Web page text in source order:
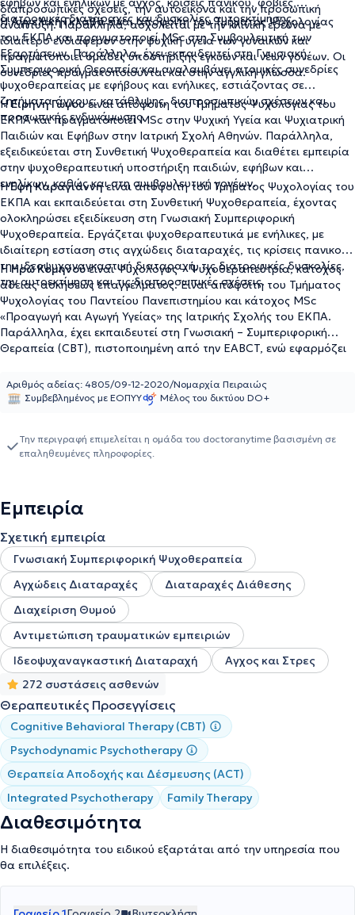
διαπροσωπικές σχέσεις, την αυτοεικόνα και την προσωπική
ανάπτυξη. Παράλληλα, ασχολείται με την κλινική έρευνα με
ιδιαίτερο ενδιαφέρον στην ψυχική υγεία των γυναικών και
πραγματοποιεί ομάδες υποστήριξης εγκύων και νέων γονέων. Οι
συνεδρίες πραγματοποιούνται και στην αγγλική γλώσσα.
διατροφικές διαταραχές και δυσκολίες αυτοεκτίμησης.
ΗΑγγελική Γκλαβάείναι απόφοιτη του Τμήματος Ψυχολογίας
του ΕΚΠΑ και πραγματοποιεί MSc στη Συμβουλευτική των
Εξαρτήσεων. Παράλληλα, έχει εκπαιδευτεί στη Γνωσιακή
Συμπεριφορική Θεραπεία και αναλαμβάνει ατομικές συνεδρίες
ψυχοθεραπείας με εφήβους και ενήλικες, εστιάζοντας σε
ζητήματα άγχους, κατάθλιψης, διαπροσωπικών σχέσεων και
προσωπικής ενδυνάμωσης.
ΗΕιρήνη Γώγουείναι απόφοιτη του Τμήματος Ψυχολογίας του
ΕΚΠΑ και πραγματοποιεί MSc στην Ψυχική Υγεία και Ψυχιατρική
Παιδιών και Εφήβων στην Ιατρική Σχολή Αθηνών. Παράλληλα,
εξειδικεύεται στη Συνθετική Ψυχοθεραπεία και διαθέτει εμπειρία
στην ψυχοθεραπευτική υποστήριξη παιδιών, εφήβων και
ενηλίκων, καθώς και στη συμβουλευτική γονέων.
ΗΈφη Καραγιάννηείναι απόφοιτη του Τμήματος Ψυχολογίας του
ΕΚΠΑ και εκπαιδεύεται στη Συνθετική Ψυχοθεραπεία, έχοντας
ολοκληρώσει εξειδίκευση στη Γνωσιακή Συμπεριφορική
Ψυχοθεραπεία. Εργάζεται ψυχοθεραπευτικά με ενήλικες, με
ιδιαίτερη εστίαση στις αγχώδεις διαταραχές, τις κρίσεις πανικού,
την ιδεοψυχαναγκαστική διαταραχή, τις διατροφικές δυσκολίες,
την αυτοεκτίμηση και τις διαπροσωπικές σχέσεις.
ΗΗρώ Κομηνούείναι Ψυχολόγος – Ψυχοθεραπεύτρια, κάτοχος
άδειας ασκήσεως επαγγέλματος. Είναι απόφοιτη του Τμήματος
Ψυχολογίας του Παντείου Πανεπιστημίου και κάτοχος MSc
«Προαγωγή και Αγωγή Υγείας» της Ιατρικής Σχολής του ΕΚΠΑ.
Παράλληλα, έχει εκπαιδευτεί στη Γνωσιακή – Συμπεριφορική
Θεραπεία (CBT), πιστοποιημένη από την EABCT, ενώ εφαρμόζει
(ACT).Εργάζεται ψυχοθεραπευτικά με εφήβους και ενήλικες,
αναλαμβάνοντας ζητήματα άγχους, κατάθλιψης, κρίσεων
υποστήριξη παιδιών, εφήβων και γονέων, έχοντας συνεργαστεί με
δομές εκπαίδευσης και κέντρα ειδικών θεραπειών.
Αριθμός αδείας: 4805/09-12-2020/Νομαρχία Πειραιώς
Συμβεβλημένος με ΕΟΠΥΥ
Μέλος του δικτύου DO+
Την περιγραφή επιμελείται η ομάδα του doctoranytime βασισμένη σε
επαληθευμένες πληροφορίες.
Εμπειρία
Σχετική εμπειρία
Γνωσιακή Συμπεριφορική Ψυχοθεραπεία
Αγχώδεις Διαταραχές
Διαταραχές Διάθεσης
Διαχείριση Θυμού
Αντιμετώπιση τραυματικών εμπειριών
Ιδεοψυχαναγκαστική Διαταραχή
Αγχος και Στρες
272 συστάσεις ασθενών
Θεραπευτικές Προσεγγίσεις
Cognitive Behavioral Therapy (CBT)
Psychodynamic Psychotherapy
Θεραπεία Αποδοχής και Δέσμευσης (ACT)
Integrated Psychotherapy
Family Therapy
Διαθεσιμότητα
Η διαθεσιμότητα του ειδικού εξαρτάται από την υπηρεσία που
θα επιλέξεις.